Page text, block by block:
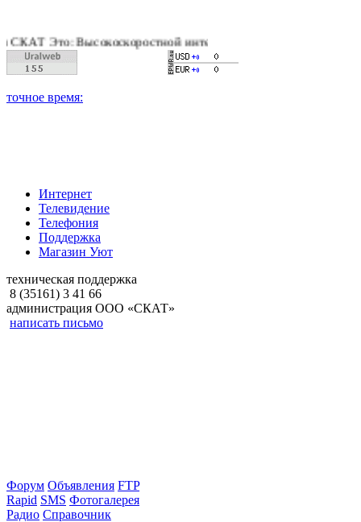
Это: Высокоскоростной интернет, качественное цифровое
Интернет
Телевидение
Телефония
Поддержка
Магазин Уют
техническая поддержка
8 (35161) 3 41 66
администрация ООО «СКАТ»
написать письмо
Форум Объявления FTP
Rapid SMS Фотогалерея
Радио Справочник